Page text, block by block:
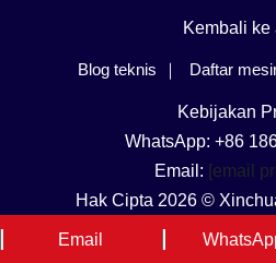
Kembali ke
Blog teknis Daftar
Kebijakan
WhatsApp: +86
Email: [email
Hak Cipta 2026 ©
Bahasa dan
Email